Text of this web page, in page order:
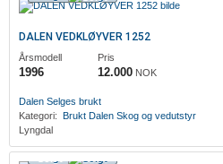
DALEN VEDKLØYVER 1252
Årsmodell
1996
Pris
12.000 NOK
Dalen Selges brukt
Kategori: Brukt Dalen Skog og vedutstyr
Lyngdal